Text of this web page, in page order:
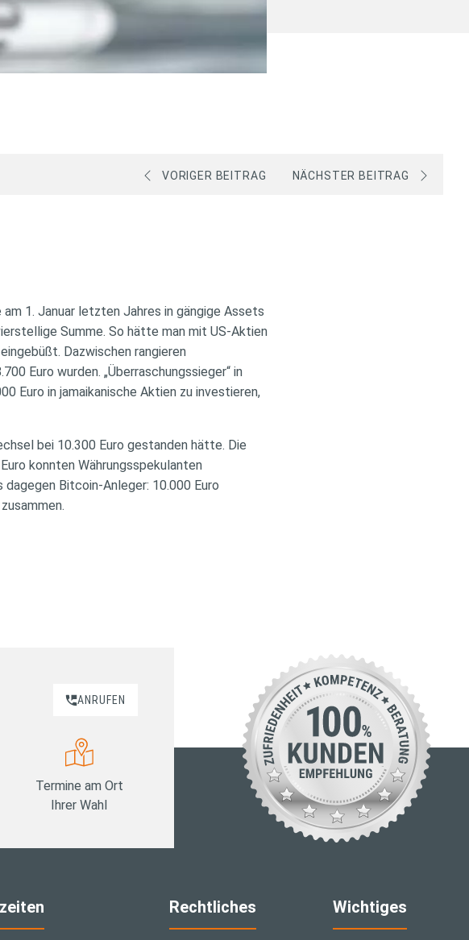
VORIGER BEITRAG NÄCHSTER BEITRAG
1. Januar letzten Jahres in gängige Assets
Summe. So hätte man mit US-Aktien
Dazwischen rangieren
Euro wurden. „Überraschungssieger“ in
Euro in jamaikanische Aktien zu investieren,
bei 10.300 Euro gestanden hätte. Die
konnten Währungsspekulanten
Bitcoin-Anleger: 10.000 Euro
ANRUFEN
Termine am Ort
Ihrer Wahl
Rechtliches Wichtiges